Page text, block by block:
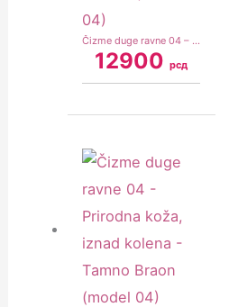
Čizme duge ravne 04 – Prirodna koža, iznad kolena – Desert (model 04)
12900рсд